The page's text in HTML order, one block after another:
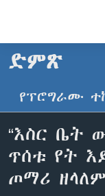
ማገናኛዎች
ዋናው
ይዘት
ወደ
ዋናው
ይዘት
እለፍ
ዜና
ኢትዮጵያ
አሜሪካ
ኑሮ በጤንነት
ከምሽቱ ሦስት
ቪዲዮ
ድምጽ
የፕሮግራሙ
“እስር ቤት
ጥሰቱ የት
ጦማሪ